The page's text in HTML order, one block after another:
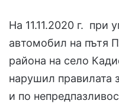
На 11.11.2020 г. при
автомобил на пътя
района на село
нарушил правилата
и по